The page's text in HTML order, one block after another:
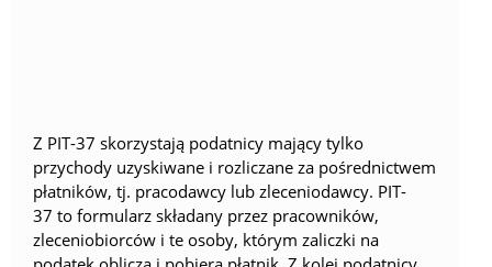
Z PIT-37 skorzystają podatnicy mający tylko
przychody uzyskiwane i rozliczane za pośrednictwem
płatników, tj. pracodawcy lub zleceniodawcy. PIT-
37 to formularz składany przez pracowników,
zleceniobiorców i te osoby, którym zaliczki na